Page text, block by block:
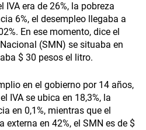
era de 26%, la pobreza
6%, el desempleo llegaba a
En ese momento, dice el
(SMN) se situaba en
$ 30 pesos el litro.
en el gobierno por 14 años,
IVA se ubica en 18,3%, la
en 0,1%, mientras que el
externa en 42%, el SMN es de $